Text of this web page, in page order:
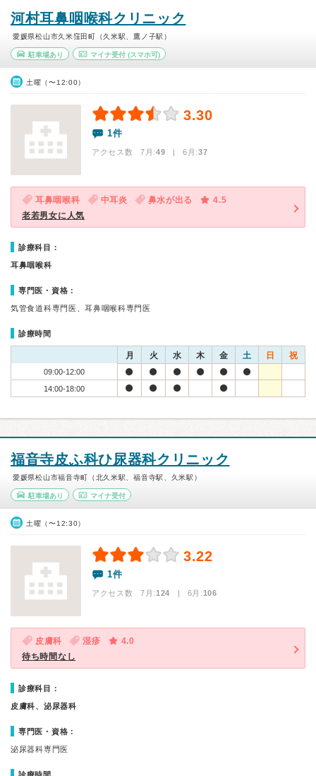
河村耳鼻咽喉科クリニック
愛媛県松山市久米窪田町（久米駅、鷹ノ子駅）
駐車場あり マイナ受付(スマホ可)
土曜（〜12:00）
3.30
1件
アクセス数 7月:49 | 6月:37
耳鼻咽喉科 中耳炎 鼻水が出る
4.5
老若男女に人気
診療科目：
耳鼻咽喉科
専門医・資格：
気管食道科専門医、耳鼻咽喉科専門医
診療時間
月 火 水 木 金 土 日 祝
09:00-12:00
14:00-18:00
福音寺皮ふ科ひ尿器科クリニック
愛媛県松山市福音寺町（北久米駅、福音寺駅、久米駅）
駐車場あり マイナ受付
土曜（〜12:30）
3.22
1件
アクセス数 7月:124 | 6月:106
皮膚科 湿疹
4.0
待ち時間なし
診療科目：
皮膚科、泌尿器科
専門医・資格：
泌尿器科専門医